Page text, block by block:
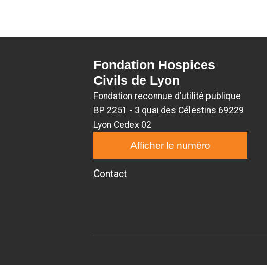
Fondation Hospices
Civils de Lyon
Fondation reconnue d’utilité publique
BP 2251 - 3 quai des Célestins 69229
Lyon Cedex 02
Afficher le numéro
Contact